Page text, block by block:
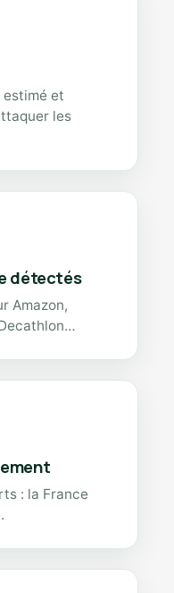
et
les
détectés
Amazon,
: la France